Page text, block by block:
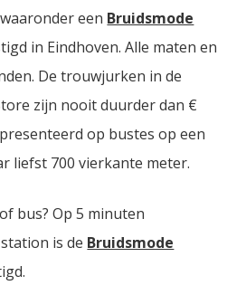
een Bruidsmode
in Eindhoven. Alle maten en
De trouwjurken in de
zijn nooit duurder dan €
op bustes op een
liefst 700 vierkante meter.
bus? Op 5 minuten
is de Bruidsmode